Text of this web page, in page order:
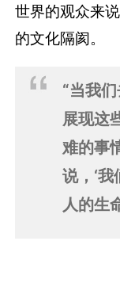
世界的观众来
的文化隔阂。
“当我
展现这
难的事
说，‘
人的生